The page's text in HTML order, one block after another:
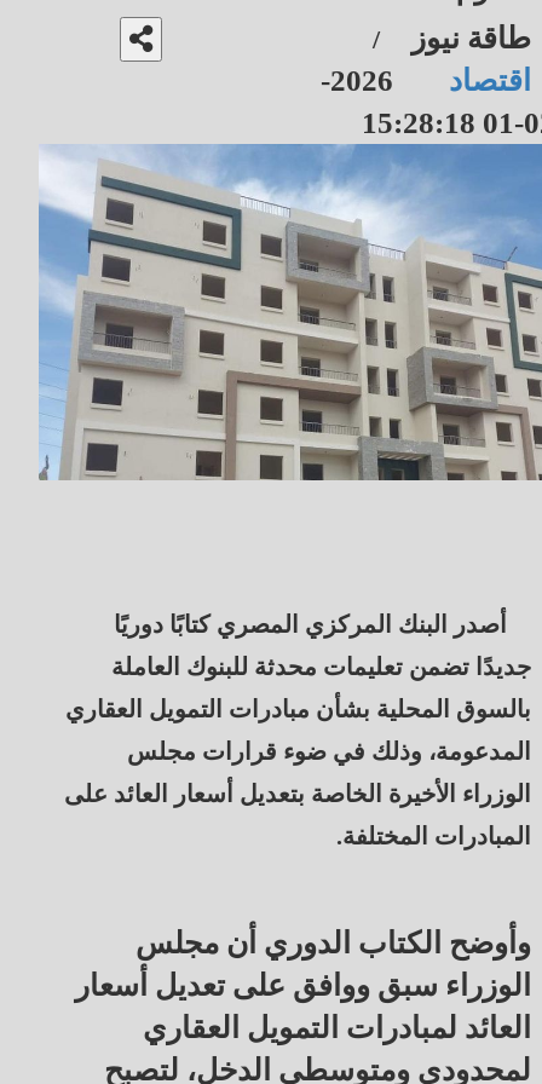
طاقة نيوز /
اقتصاد
2026-
02-01
أصدر البنك المركزي المصري كتابًا دوريًا
جديدًا تضمن تعليمات محدثة للبنوك العاملة
بالسوق المحلية بشأن مبادرات التمويل العقاري
المدعومة، وذلك في ضوء قرارات مجلس
الوزراء الأخيرة الخاصة بتعديل أسعار العائد على
المبادرات المختلفة.
وأوضح الكتاب الدوري أن مجلس
الوزراء سبق ووافق على تعديل أسعار
العائد لمبادرات التمويل العقاري
لمحدودي ومتوسطي الدخل، لتصبح